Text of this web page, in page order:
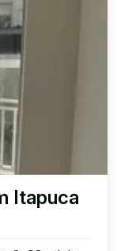
Itapuca